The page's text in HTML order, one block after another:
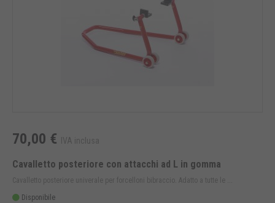
70,00 € IVA inclusa
Cavalletto posteriore con attacchi ad L in gomma
Cavalletto posteriore univerale per forcelloni bibraccio. Adatto a tutte le ...
Disponibile